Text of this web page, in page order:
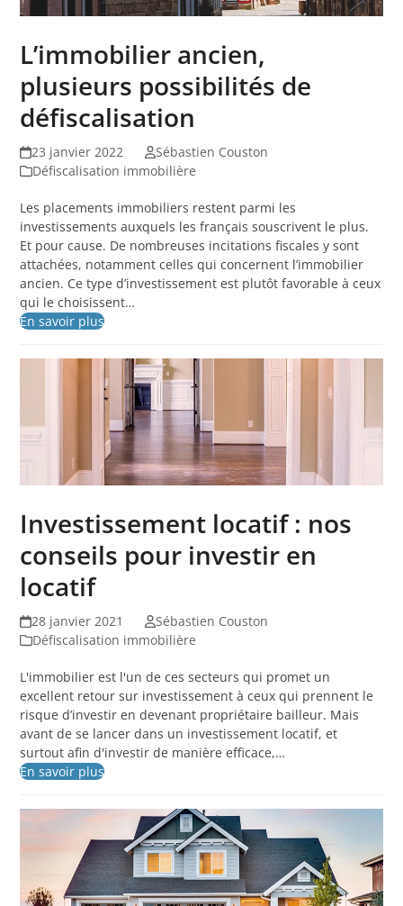
L’immobilier ancien,
plusieurs possibilités de
défiscalisation
23 janvier 2022
Sébastien Couston
Défiscalisation immobilière
Les placements immobiliers restent parmi les
investissements auxquels les français souscrivent le plus.
Et pour cause. De nombreuses incitations fiscales y sont
attachées, notamment celles qui concernent l’immobilier
ancien. Ce type d’investissement est plutôt favorable à ceux
qui le choisissent…
En savoir plus
Investissement locatif : nos
conseils pour investir en
locatif
28 janvier 2021
Sébastien Couston
Défiscalisation immobilière
L'immobilier est l'un de ces secteurs qui promet un
excellent retour sur investissement à ceux qui prennent le
risque d’investir en devenant propriétaire bailleur. Mais
avant de se lancer dans un investissement locatif, et
surtout afin d'investir de manière efficace,…
En savoir plus